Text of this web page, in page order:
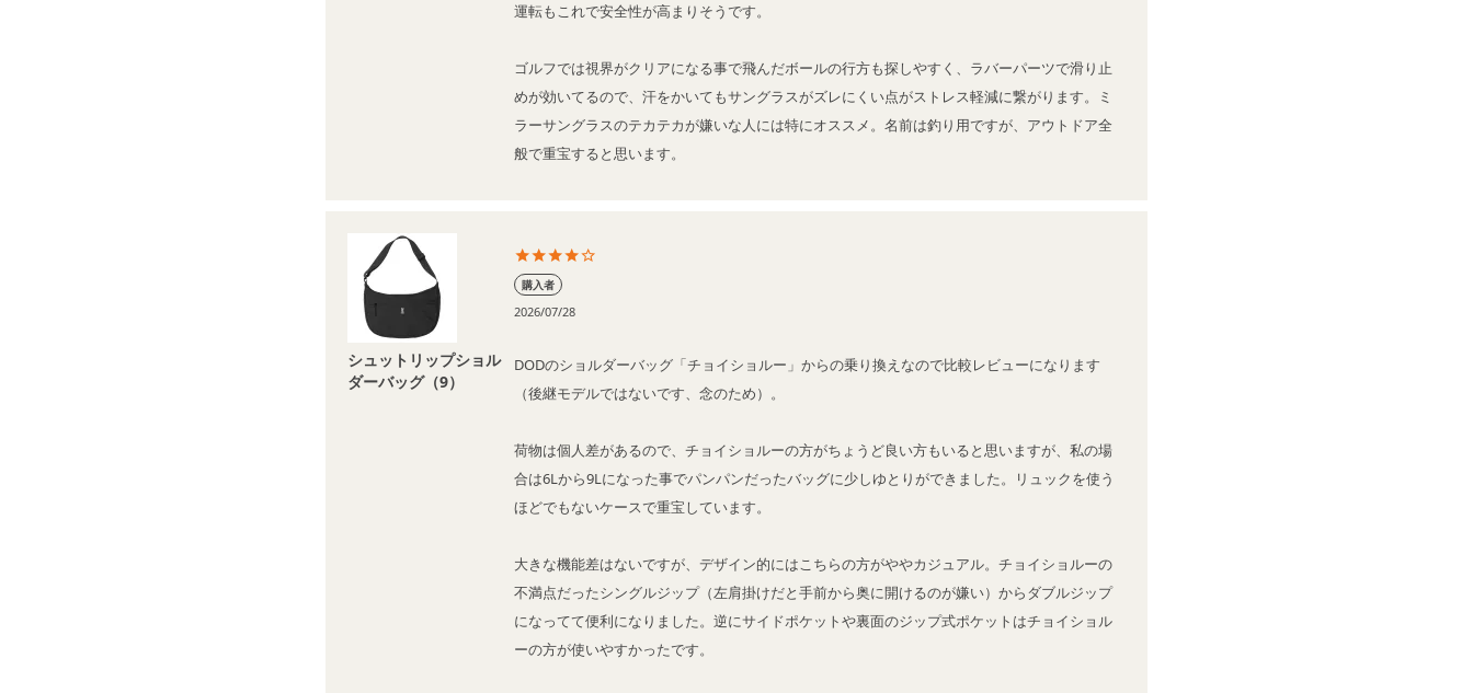
運転もこれで安全性が高まりそうです。
ゴルフでは視界がクリアになる事で飛んだボールの行方も探しやすく、ラバーパーツで滑り止
めが効いてるので、汗をかいてもサングラスがズレにくい点がストレス軽減に繋がります。ミ
ラーサングラスのテカテカが嫌いな人には特にオススメ。名前は釣り用ですが、アウトドア全
般で重宝すると思います。
シュットリップショル
ダーバッグ（9）
購入者
2026/07/28
DODのショルダーバッグ「チョイショルー」からの乗り換えなので比較レビューになります
（後継モデルではないです、念のため）。
荷物は個人差があるので、チョイショルーの方がちょうど良い方もいると思いますが、私の場
合は6Lから9Lになった事でパンパンだったバッグに少しゆとりができました。リュックを使う
ほどでもないケースで重宝しています。
大きな機能差はないですが、デザイン的にはこちらの方がややカジュアル。チョイショルーの
不満点だったシングルジップ（左肩掛けだと手前から奥に開けるのが嫌い）からダブルジップ
になってて便利になりました。逆にサイドポケットや裏面のジップ式ポケットはチョイショル
ーの方が使いやすかったです。